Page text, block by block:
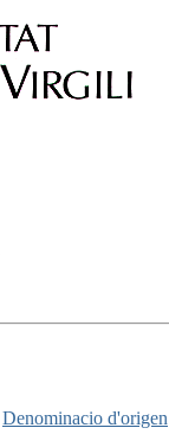
Denominacio d'origen